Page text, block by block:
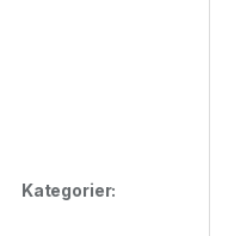
Kategorier: